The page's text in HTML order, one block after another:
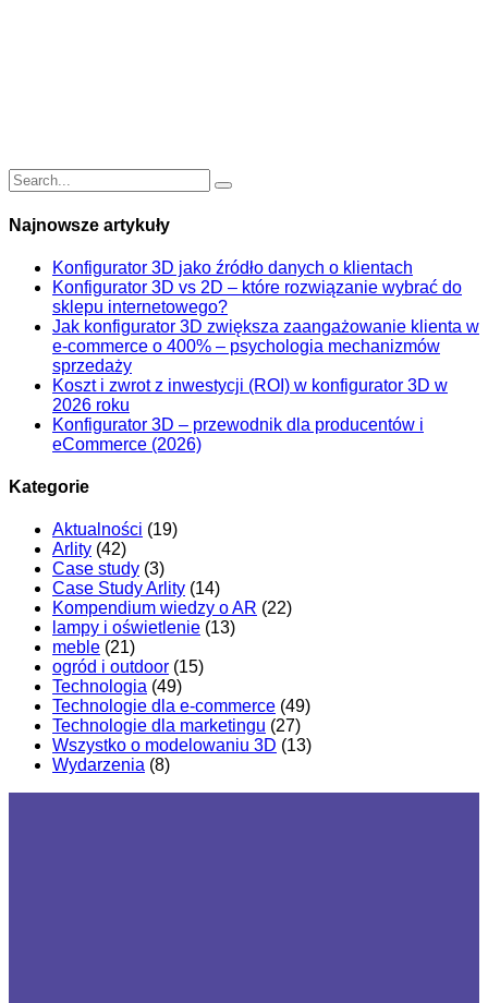
Najnowsze artykuły
Konfigurator 3D jako źródło danych o klientach
Konfigurator 3D vs 2D – które rozwiązanie wybrać do
sklepu internetowego?
Jak konfigurator 3D zwiększa zaangażowanie klienta w
e-commerce o 400% – psychologia mechanizmów
sprzedaży
Koszt i zwrot z inwestycji (ROI) w konfigurator 3D w
2026 roku
Konfigurator 3D – przewodnik dla producentów i
eCommerce (2026)
Kategorie
Aktualności (19)
Arlity (42)
Case study (3)
Case Study Arlity (14)
Kompendium wiedzy o AR (22)
lampy i oświetlenie (13)
meble (21)
ogród i outdoor (15)
Technologia (49)
Technologie dla e-commerce (49)
Technologie dla marketingu (27)
Wszystko o modelowaniu 3D (13)
Wydarzenia (8)